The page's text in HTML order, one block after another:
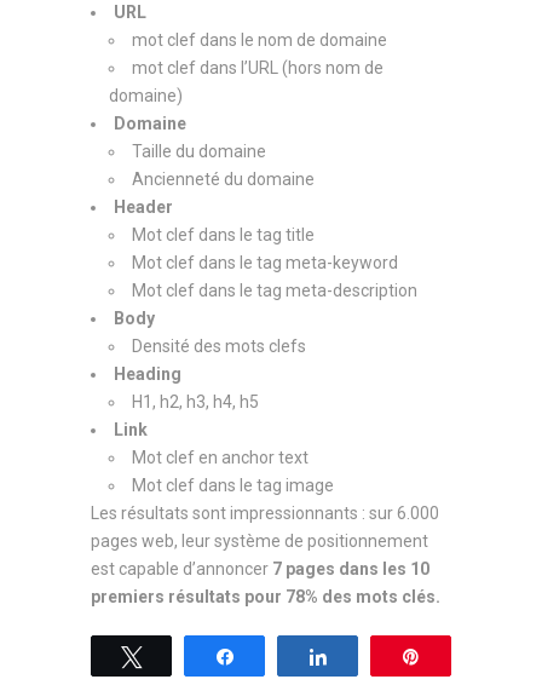
URL
mot clef dans le nom de domaine
mot clef dans l’URL (hors nom de
domaine)
Domaine
Taille du domaine
Ancienneté du domaine
Header
Mot clef dans le tag title
Mot clef dans le tag meta-keyword
Mot clef dans le tag meta-description
Body
Densité des mots clefs
Heading
H1, h2, h3, h4, h5
Link
Mot clef en anchor text
Mot clef dans le tag image
Les résultats sont impressionnants : sur 6.000
pages web, leur système de positionnement
est capable d’annoncer 7 pages dans les 10
premiers résultats pour 78% des mots clés.
Tweetez Partagez Partagez